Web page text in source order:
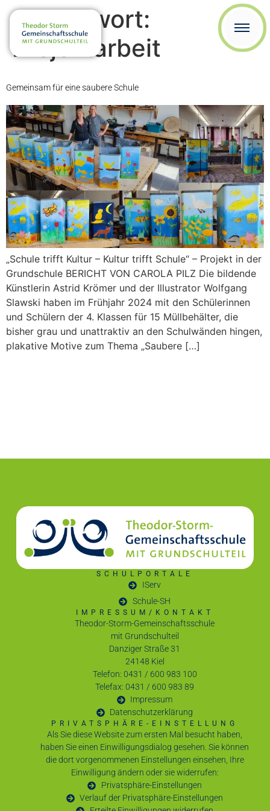
Schlagwort:
Projektarbeit
Gemeinsam für eine saubere Schule
„Schule trifft Kultur – Kultur trifft Schule“ – Projekt in der
Grundschule BERICHT VON CAROLA PILZ Die bildende
Künstlerin Astrid Krömer und der Illustrator Wolfgang
Slawski haben im Frühjahr 2024 mit den Schülerinnen
und Schülern der 4. Klassen für 15 Müllbehälter, die
bisher grau und unattraktiv an den Schulwänden hingen,
plakative Motive zum Thema „Saubere […]
SCHULPORTALE
IServ
Schule-SH
IMPRESSUM/KONTAKT
Theodor-Storm-Gemeinschaftsschule
mit Grundschulteil
Danziger Straße 31
24148 Kiel
Telefon: 0431 / 600 983 100
Telefax: 0431 / 600 983 89
Impressum
Datenschutzerklärung
PRIVATSPHÄRE-EINSTELLUNG
Als Sie diese Website zum ersten Mal besucht haben,
haben Sie einen Einwilligungsdialog gesehen. Sie können
die dort vorgenommenen Einstellungen einsehen, Ihre
Einwilligung ändern oder sie widerrufen:
Privatsphäre-Einstellungen
Verlauf der Privatsphäre-Einstellungen